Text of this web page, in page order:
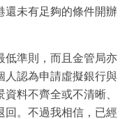
還未有足夠的條件開辦
低準則，而且金管局亦
人認為申請虛擬銀行與
料不齊全或不清晰、
回。不過我相信，已經